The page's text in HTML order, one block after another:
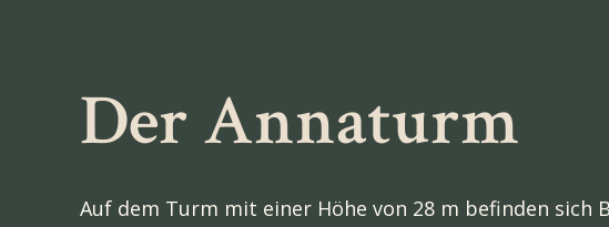
Der Annaturm
Auf dem Turm mit einer Höhe von 28 m befinden sich